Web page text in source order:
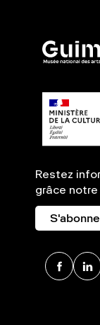
Restez
grâce